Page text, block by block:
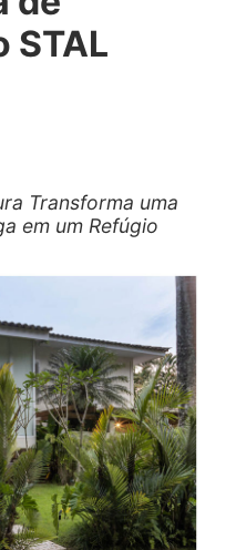
STAL
Transforma uma
em um Refúgio